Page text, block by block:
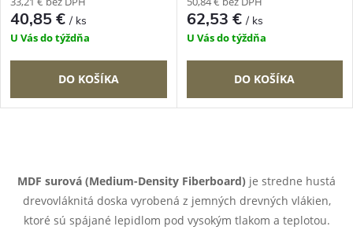
40,85 €/ ks
U Vás do týždňa
DO KOŠÍKA
62,53 €/ ks
U Vás do týždňa
DO KOŠÍKA
vMDF surová (Medium-Density Fiberboard) je stredne hustá
drevovláknitá doska vyrobená z jemných drevných vlákien,
ktoré sú spájané lepidlom pod vysokým tlakom a teplotou.